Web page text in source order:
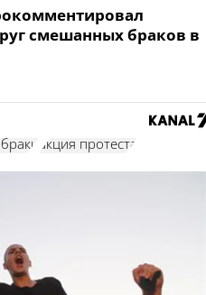
смешанных браков в
акция протеста